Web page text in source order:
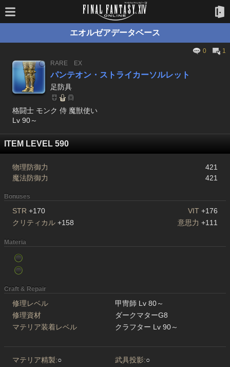
エオルゼアデータベース
0
1
RARE
EX
パンテオン・ストライカーソルレット
足防具
格闘士 モンク 侍 魔獣使い
Lv 90～
ITEM LEVEL 590
物理防御力
421
魔法防御力
421
Bonuses
STR +170 VIT +176
クリティカル +158 意思力 +111
Materia
Craft & Repair
修理レベル
甲冑師 Lv 80～
修理資材
ダークマターG8
マテリア装着レベル
クラフター Lv 90～
マテリア精製:○ 武具投影:○